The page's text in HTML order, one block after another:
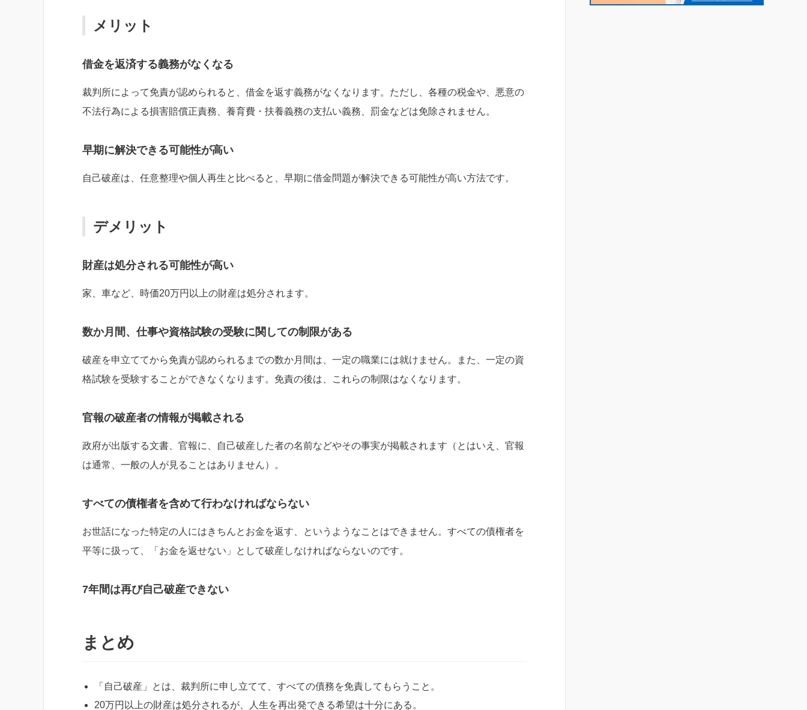
メリット
借金を返済する義務がなくなる
裁判所によって免責が認められると、借金を返す義務がなくなります。ただし、各種の税金や、悪意の
不法行為による損害賠償正責務、養育費・扶養義務の支払い義務、罰金などは免除されません。
早期に解決できる可能性が高い
自己破産は、任意整理や個人再生と比べると、早期に借金問題が解決できる可能性が高い方法です。
デメリット
財産は処分される可能性が高い
家、車など、時価20万円以上の財産は処分されます。
数か月間、仕事や資格試験の受験に関しての制限がある
破産を申立ててから免責が認められるまでの数か月間は、一定の職業には就けません。また、一定の資
格試験を受験することができなくなります。免責の後は、これらの制限はなくなります。
官報の破産者の情報が掲載される
政府が出版する文書、官報に、自己破産した者の名前などやその事実が掲載されます（とはいえ、官報
は通常、一般の人が見ることはありません）。
すべての債権者を含めて行わなければならない
お世話になった特定の人にはきちんとお金を返す、というようなことはできません。すべての債権者を
平等に扱って、「お金を返せない」として破産しなければならないのです。
7年間は再び自己破産できない
まとめ
「自己破産」とは、裁判所に申し立てて、すべての債務を免責してもらうこと。
20万円以上の財産は処分されるが、人生を再出発できる希望は十分にある。